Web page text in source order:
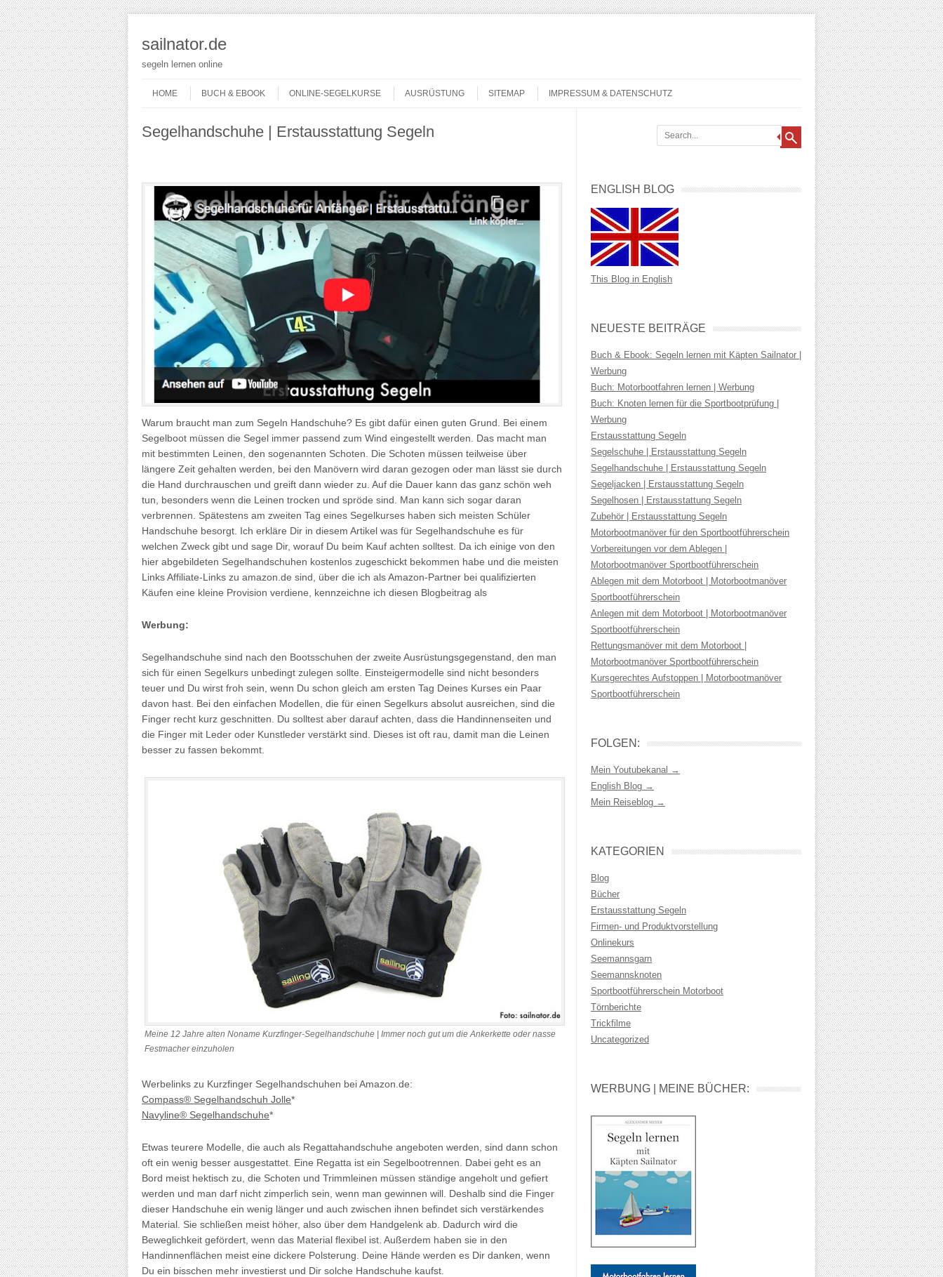
sailnator.de
segeln lernen online
Menu
HOME
BUCH & EBOOK ONLINE-SEGELKURSE AUSRÜSTUNG SITEMAP IMPRESSUM & DATENSCHUTZ
Segelhandschuhe | Erstausstattung Segeln
Warum braucht man zum Segeln Handschuhe? Es gibt dafür einen guten Grund. Bei einem
Segelboot müssen die Segel immer passend zum Wind eingestellt werden. Das macht man
mit bestimmten Leinen, den sogenannten Schoten. Die Schoten müssen teilweise über
längere Zeit gehalten werden, bei den Manövern wird daran gezogen oder man lässt sie durch
die Hand durchrauschen und greift dann wieder zu. Auf die Dauer kann das ganz schön weh
tun, besonders wenn die Leinen trocken und spröde sind. Man kann sich sogar daran
verbrennen. Spätestens am zweiten Tag eines Segelkurses haben sich meisten Schüler
Handschuhe besorgt. Ich erkläre Dir in diesem Artikel was für Segelhandschuhe es für
welchen Zweck gibt und sage Dir, worauf Du beim Kauf achten solltest. Da ich einige von den
hier abgebildeten Segelhandschuhen kostenlos zugeschickt bekommen habe und die meisten
Links Affiliate-Links zu amazon.de sind, über die ich als Amazon-Partner bei qualifizierten
Käufen eine kleine Provision verdiene, kennzeichne ich diesen Blogbeitrag als
Werbung:
Segelhandschuhe sind nach den Bootsschuhen der zweite Ausrüstungsgegenstand, den man
sich für einen Segelkurs unbedingt zulegen sollte. Einsteigermodelle sind nicht besonders
teuer und Du wirst froh sein, wenn Du schon gleich am ersten Tag Deines Kurses ein Paar
davon hast. Bei den einfachen Modellen, die für einen Segelkurs absolut ausreichen, sind die
Finger recht kurz geschnitten. Du solltest aber darauf achten, dass die Handinnenseiten und
die Finger mit Leder oder Kunstleder verstärkt sind. Dieses ist oft rau, damit man die Leinen
besser zu fassen bekommt.
Meine 12 Jahre alten Noname Kurzfinger-Segelhandschuhe | Immer noch gut um die Ankerkette oder nasse
Festmacher einzuholen
Werbelinks zu Kurzfinger Segelhandschuhen bei Amazon.de:
Compass® Segelhandschuh Jolle*
Navyline® Segelhandschuhe*
Etwas teurere Modelle, die auch als Regattahandschuhe angeboten werden, sind dann schon
oft ein wenig besser ausgestattet. Eine Regatta ist ein Segelbootrennen. Dabei geht es an
Bord meist hektisch zu, die Schoten und Trimmleinen müssen ständige angeholt und gefiert
werden und man darf nicht zimperlich sein, wenn man gewinnen will. Deshalb sind die Finger
dieser Handschuhe ein wenig länger und auch zwischen ihnen befindet sich verstärkendes
Material. Sie schließen meist höher, also über dem Handgelenk ab. Dadurch wird die
Beweglichkeit gefördert, wenn das Material flexibel ist. Außerdem haben sie in den
Handinnenflächen meist eine dickere Polsterung. Deine Hände werden es Dir danken, wenn
Du ein bisschen mehr investierst und Dir solche Handschuhe kaufst.
ENGLISH BLOG
This Blog in English
NEUESTE BEITRÄGE
Buch & Ebook: Segeln lernen mit Käpten Sailnator |
Werbung
Buch: Motorbootfahren lernen | Werbung
Buch: Knoten lernen für die Sportbootprüfung |
Werbung
Erstausstattung Segeln
Segelschuhe | Erstausstattung Segeln
Segelhandschuhe | Erstausstattung Segeln
Segeljacken | Erstausstattung Segeln
Segelhosen | Erstausstattung Segeln
Zubehör | Erstausstattung Segeln
Motorbootmanöver für den Sportbootführerschein
Vorbereitungen vor dem Ablegen |
Motorbootmanöver Sportbootführerschein
Ablegen mit dem Motorboot | Motorbootmanöver
Sportbootführerschein
Anlegen mit dem Motorboot | Motorbootmanöver
Sportbootführerschein
Rettungsmanöver mit dem Motorboot |
Motorbootmanöver Sportbootführerschein
Kursgerechtes Aufstoppen | Motorbootmanöver
Sportbootführerschein
FOLGEN:
Mein Youtubekanal →
English Blog →
Mein Reiseblog →
KATEGORIEN
Blog
Bücher
Erstausstattung Segeln
Firmen- und Produktvorstellung
Onlinekurs
Seemannsgarn
Seemannsknoten
Sportbootführerschein Motorboot
Törnberichte
Trickfilme
Uncategorized
WERBUNG | MEINE BÜCHER: